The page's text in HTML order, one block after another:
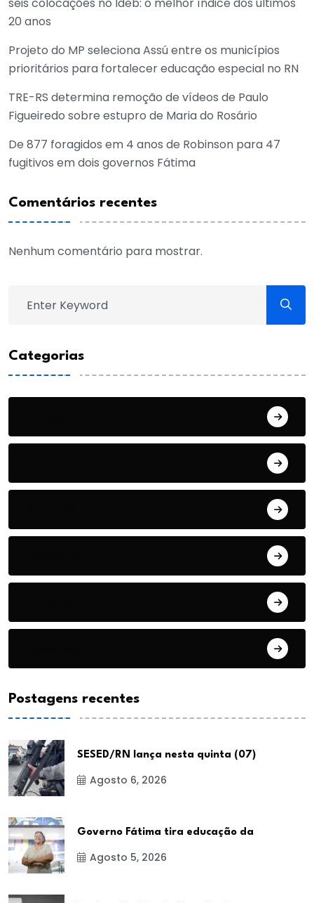
20 anos
Projeto do MP seleciona Assú entre os municípios
prioritários para fortalecer educação especial no RN
TRE-RS determina remoção de vídeos de Paulo
Figueiredo sobre estupro de Maria do Rosário
De 877 foragidos em 4 anos de Robinson para 47
fugitivos em dois governos Fátima
Comentários recentes
Nenhum comentário para mostrar.
Categorias
Postagens recentes
SESED/RN lança nesta quinta (07)
Agosto 6, 2026
Governo Fátima tira educação da
Agosto 5, 2026